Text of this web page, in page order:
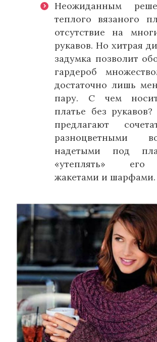
Неожиданным
теплого вязаного
отсутствие на
рукавов. Но хитрая
задумка позволит
гардероб
достаточно лишь
пару. С чем
платье без
предлагают
разноцветными
надетыми под
«утеплять»
жакетами и шарфами.